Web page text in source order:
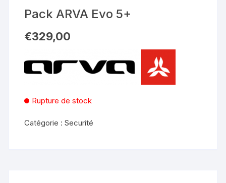
Pack ARVA Evo 5+
€329,00
Rupture de stock
Catégorie :Securité